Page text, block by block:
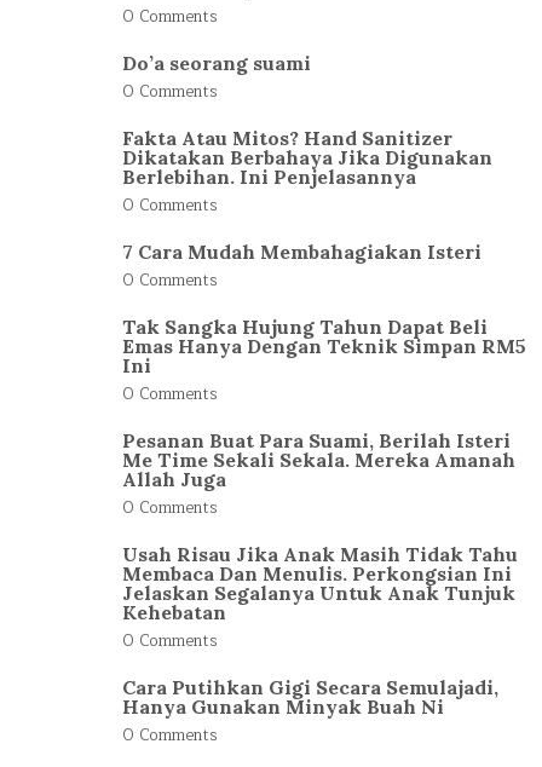
0 Comments
Do’a seorang suami
0 Comments
Fakta Atau Mitos? Hand Sanitizer
Dikatakan Berbahaya Jika Digunakan
Berlebihan. Ini Penjelasannya
0 Comments
7 Cara Mudah Membahagiakan Isteri
0 Comments
Tak Sangka Hujung Tahun Dapat Beli
Emas Hanya Dengan Teknik Simpan RM5
Ini
0 Comments
Pesanan Buat Para Suami, Berilah Isteri
Me Time Sekali Sekala. Mereka Amanah
Allah Juga
0 Comments
Usah Risau Jika Anak Masih Tidak Tahu
Membaca Dan Menulis. Perkongsian Ini
Jelaskan Segalanya Untuk Anak Tunjuk
Kehebatan
0 Comments
Cara Putihkan Gigi Secara Semulajadi,
Hanya Gunakan Minyak Buah Ni
0 Comments